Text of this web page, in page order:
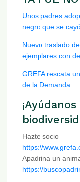
Unos padres
negro que se
Nuevo traslado
ejemplares con
GREFA rescata
de la Demanda
Hazte socio
https://
Apadrina un
https://